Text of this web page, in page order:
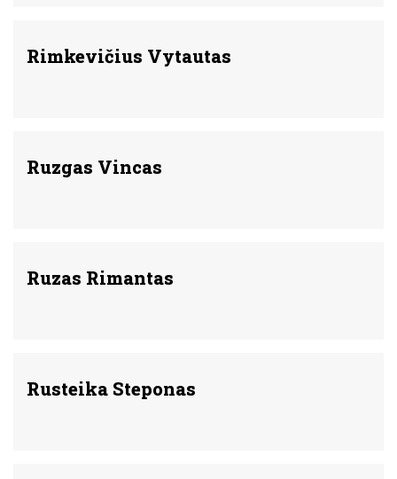
Rimkevičius Vytautas
Ruzgas Vincas
Ruzas Rimantas
Rusteika Steponas